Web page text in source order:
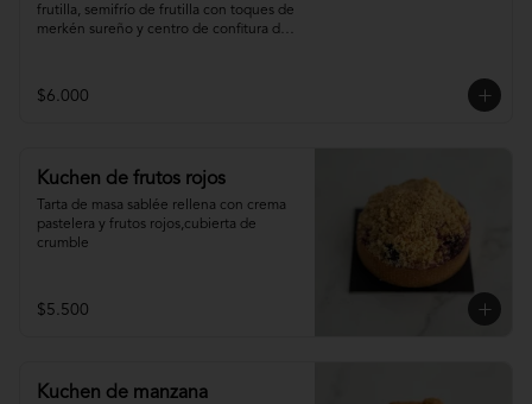
frutilla, semifrío de frutilla con toques de
merkén sureño y centro de confitura de
$6.000
Kuchen de frutos rojos
Tarta de masa sablée rellena con crema
pastelera y frutos rojos,cubierta de
crumble
$5.500
Kuchen de manzana